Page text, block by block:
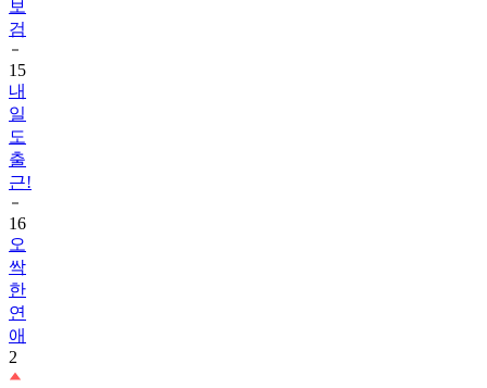
15
내
일
도
출
근!
16
오
싹
한
연
애
2
17
결